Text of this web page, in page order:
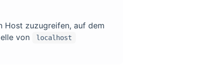
Host zuzugreifen, auf dem
von
localhost